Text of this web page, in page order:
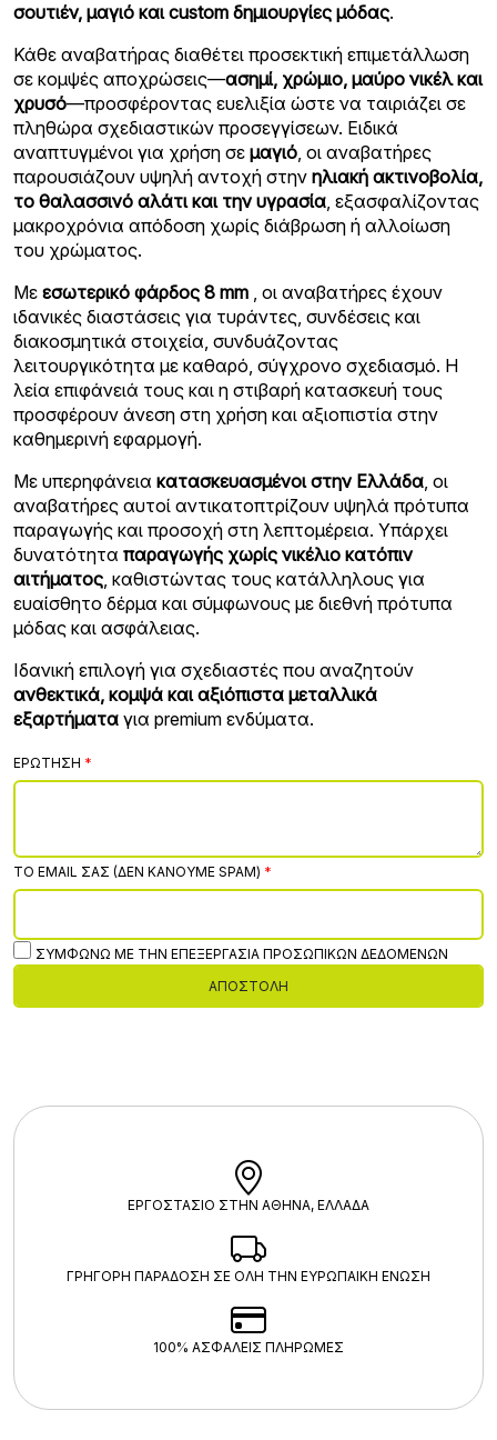
σουτιέν, μαγιό και custom δημιουργίες μόδας.
Κάθε αναβατήρας διαθέτει προσεκτική επιμετάλλωση
σε κομψές αποχρώσεις—ασημί, χρώμιο, μαύρο νικέλ και
χρυσό—προσφέροντας ευελιξία ώστε να ταιριάζει σε
πληθώρα σχεδιαστικών προσεγγίσεων. Ειδικά
αναπτυγμένοι για χρήση σε μαγιό, οι αναβατήρες
παρουσιάζουν υψηλή αντοχή στην ηλιακή ακτινοβολία,
το θαλασσινό αλάτι και την υγρασία, εξασφαλίζοντας
μακροχρόνια απόδοση χωρίς διάβρωση ή αλλοίωση
του χρώματος.
Με εσωτερικό φάρδος 8 mm , οι αναβατήρες έχουν
ιδανικές διαστάσεις για τυράντες, συνδέσεις και
διακοσμητικά στοιχεία, συνδυάζοντας
λειτουργικότητα με καθαρό, σύγχρονο σχεδιασμό. Η
λεία επιφάνειά τους και η στιβαρή κατασκευή τους
προσφέρουν άνεση στη χρήση και αξιοπιστία στην
καθημερινή εφαρμογή.
Με υπερηφάνεια κατασκευασμένοι στην Ελλάδα, οι
αναβατήρες αυτοί αντικατοπτρίζουν υψηλά πρότυπα
παραγωγής και προσοχή στη λεπτομέρεια. Υπάρχει
δυνατότητα παραγωγής χωρίς νικέλιο κατόπιν
αιτήματος, καθιστώντας τους κατάλληλους για
ευαίσθητο δέρμα και σύμφωνους με διεθνή πρότυπα
μόδας και ασφάλειας.
Ιδανική επιλογή για σχεδιαστές που αναζητούν
ανθεκτικά, κομψά και αξιόπιστα μεταλλικά
εξαρτήματα για premium ενδύματα.
ΕΡΏΤΗΣΗ
ΤΟ EMAIL ΣΑΣ (ΔΕΝ ΚΆΝΟΥΜΕ SPAM)
ΣΥΜΦΩΝΏ ΜΕ ΤΗΝ ΕΠΕΞΕΡΓΑΣΊΑ ΠΡΟΣΩΠΙΚΏΝ ΔΕΔΟΜΈΝΩΝ
ΑΠΟΣΤΟΛΉ
ΕΡΓΟΣΤΑΣΙΟ ΣΤΗΝ ΑΘΗΝΑ, ΕΛΛΑΔΑ
ΓΡΗΓΟΡΗ ΠΑΡΑΔΟΣΗ ΣΕ ΟΛΗ ΤΗΝ ΕΥΡΩΠΑΙΚΗ ΕΝΩΣΗ
100% ΑΣΦΑΛΕΊΣ ΠΛΗΡΩΜΈΣ